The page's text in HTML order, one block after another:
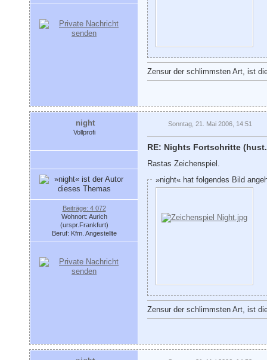
Zensur der schlimmsten Art, ist
night
Vollprofi
Beiträge: 4 072
Wohnort: Aurich
(urspr.Frankfurt)
Beruf: Kfm. Angestellte
Sonntag, 21. Mai 2006, 14:51
RE: Nights Fortschritte
Rastas Zeichenspiel.
»night« hat folgendes Bild
Zensur der schlimmsten Art, ist